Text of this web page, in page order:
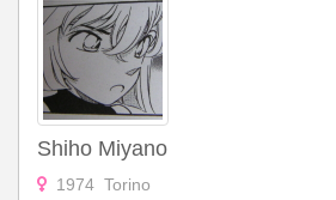
Shiho Miyano
1974 Torino